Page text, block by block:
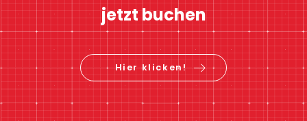
Sofortige Preisberechnung
Preis berechnen &
jetzt buchen